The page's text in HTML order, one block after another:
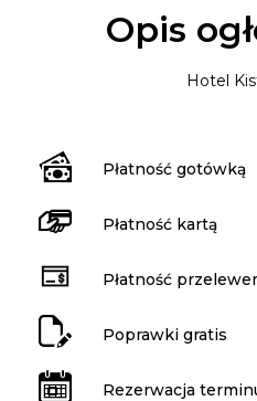
Opis
Hotel
Płatność gotówką
Płatność kartą
Płatność
Poprawki gratis
Rezerwacja